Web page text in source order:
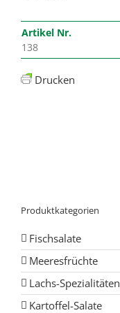
Artikel Nr.
138
Drucken
Produktkategorien
Fischsalate
Meeresfrüchte
Lachs-Spezialitäten
Kartoffel-Salate